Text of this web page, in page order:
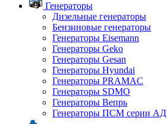
Генераторы
Дизельные генераторы
Бензиновые генераторы
Генераторы Eisemann
Генераторы Geko
Генераторы Gesan
Генераторы Hyundai
Генераторы PRAMAC
Генераторы SDMO
Генераторы Вепрь
Генераторы ПСМ серии АД